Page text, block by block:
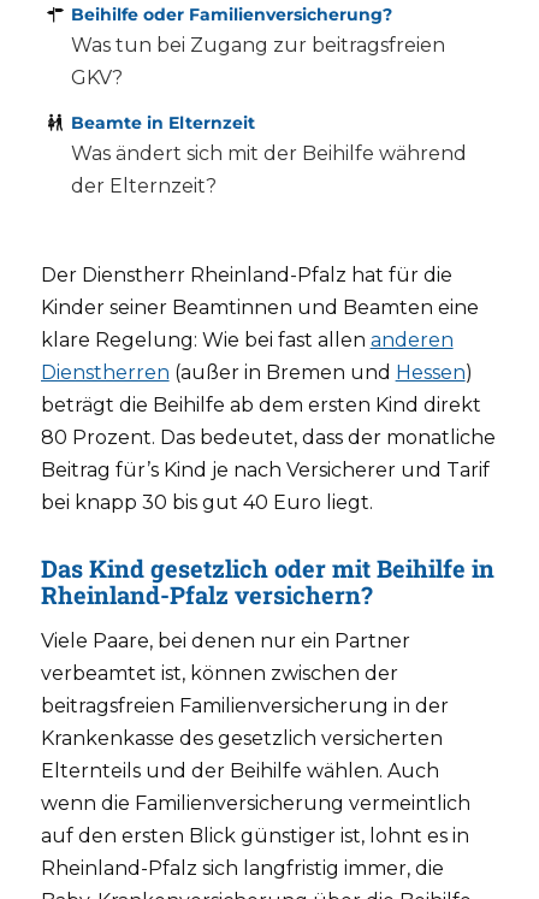
Beihilfe oder Familienversicherung?
Was tun bei Zugang zur beitragsfreien
GKV?
Beamte in Elternzeit
Was ändert sich mit der Beihilfe während
der Elternzeit?
Der Dienstherr Rheinland-Pfalz hat für die
Kinder seiner Beamtinnen und Beamten eine
klare Regelung: Wie bei fast allen anderen
Dienstherren (außer in Bremen und Hessen)
beträgt die Beihilfe ab dem ersten Kind direkt
80 Prozent. Das bedeutet, dass der monatliche
Beitrag für’s Kind je nach Versicherer und Tarif
bei knapp 30 bis gut 40 Euro liegt.
Das Kind gesetzlich oder mit Beihilfe in
Rheinland-Pfalz versichern?
Viele Paare, bei denen nur ein Partner
verbeamtet ist, können zwischen der
beitragsfreien Familienversicherung in der
Krankenkasse des gesetzlich versicherten
Elternteils und der Beihilfe wählen. Auch
wenn die Familienversicherung vermeintlich
auf den ersten Blick günstiger ist, lohnt es in
Rheinland-Pfalz sich langfristig immer, die